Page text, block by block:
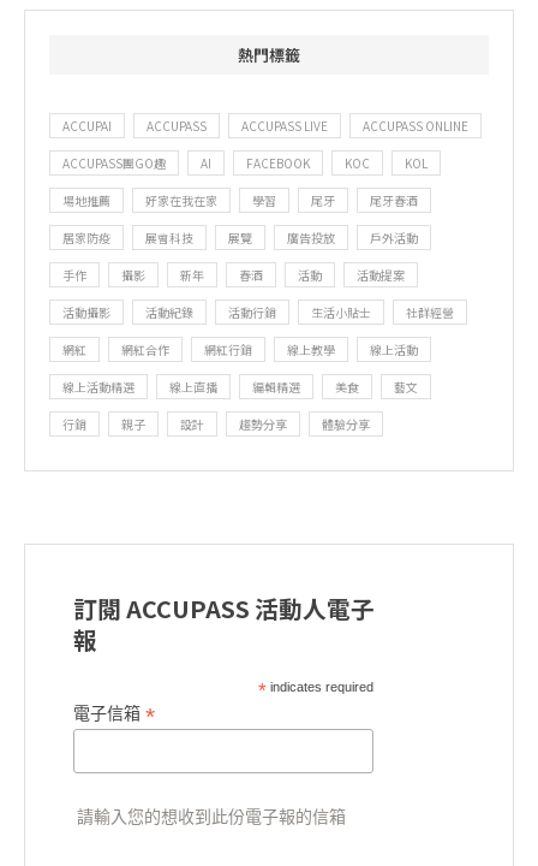
熱門標籤
ACCUPAI ACCUPASS ACCUPASS LIVE ACCUPASS ONLINE
ACCUPASS團GO趣 AI FACEBOOK KOC KOL
場地推薦 好家在我在家 學習 尾牙 尾牙春酒
居家防疫 展會科技 展覽 廣告投放 戶外活動
手作 攝影 新年 春酒 活動 活動提案
活動攝影 活動紀錄 活動行銷 生活小貼士 社群經營
網紅 網紅合作 網紅行銷 線上教學 線上活動
線上活動精選 線上直播 編輯精選 美食 藝文
行銷 親子 設計 趨勢分享 體驗分享
訂閱 ACCUPASS 活動人電子
報
*indicates required
電子信箱 *
請輸入您的想收到此份電子報的信箱